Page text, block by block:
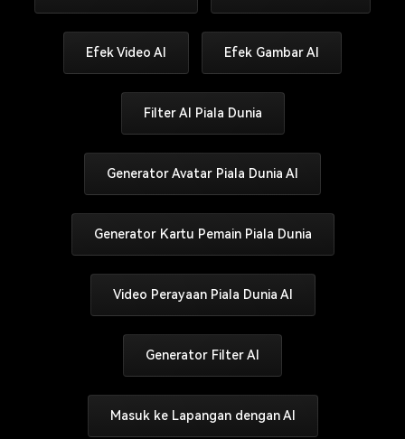
Efek Video AI Efek Gambar AI
Filter AI Piala Dunia
Generator Avatar Piala Dunia AI
Generator Kartu Pemain Piala Dunia
Video Perayaan Piala Dunia AI
Generator Filter AI
Masuk ke Lapangan dengan AI